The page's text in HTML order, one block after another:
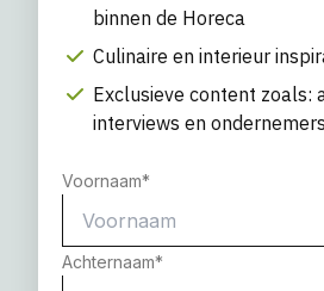
binnen de Horeca
Culinaire en interieur
Exclusieve content zoals:
interviews en
Voornaam*
Achternaam*